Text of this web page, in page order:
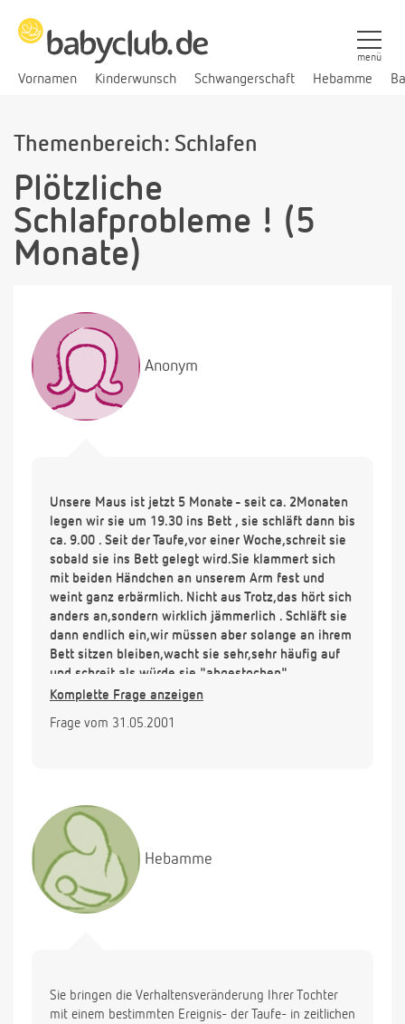
Vornamen Kinderwunsch Schwangerschaft Hebamme
menü
Themenbereich: Schlafen
Plötzliche
Schlafprobleme ! (5
Monate)
Anonym
Unsere Maus ist jetzt 5 Monate - seit ca. 2Monaten
legen wir sie um 19.30 ins Bett , sie schläft dann bis
ca. 9.00 . Seit der Taufe,vor einer Woche,schreit sie
sobald sie ins Bett gelegt wird.Sie klammert sich
mit beiden Händchen an unserem Arm fest und
weint ganz erbärmlich. Nicht aus Trotz,das hört sich
anders an,sondern wirklich jämmerlich . Schläft sie
dann endlich ein,wir müssen aber solange an ihrem
Bett sitzen bleiben,wacht sie sehr,sehr häufig auf
und schreit,als würde sie "abgestochen"
werden.Zähne bekommt sie noch nicht.Auch an zu
2Stunden und Nachmittags noch mal 0,5-
gefunden,waß der Auslöser hätte sein können.Auch
das all abendliche Ritual haben wir nicht geändert .
Richtig fest schläft sie dann nur,wenn wir sie im
Stubenwagen(in dem sie auch schläft)mit ins
Wohnzimmer nehmen.Dabei waren wir so
glücklich,abends Zeit für uns zu haben.Erschrecken
leodet?Tagsüber ist sie das zufriedenste Baby.
Ich kann es kaum abwarten,Ihre Antwort zu
Komplette Frage anzeigen
Frage vom 31.05.2001
Hebamme
Sie bringen die Verhaltensveränderung Ihrer Tochter
mit einem bestimmten Ereignis- der Taufe- in zeitlichen